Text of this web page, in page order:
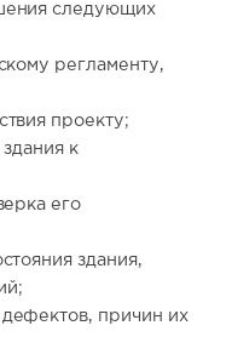
следующих
регламенту,
проекту;
к
его
здания,
причин их